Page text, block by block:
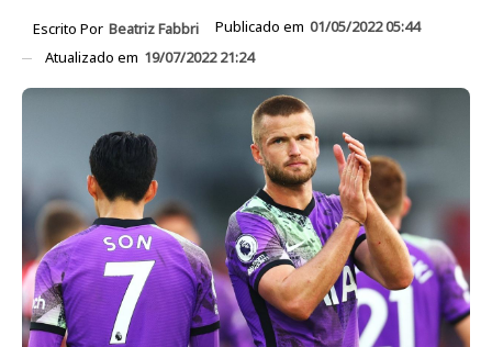
Escrito Por Beatriz Fabbri Publicado em 01/05/2022 05:44
Atualizado em 19/07/2022 21:24